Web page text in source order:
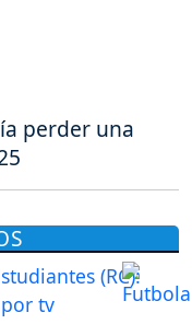
perder una